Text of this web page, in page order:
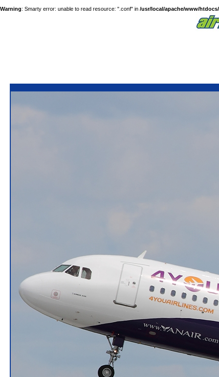
Warning: Smarty error: unable to read resource: ".conf" in /usr/local/apache/www/